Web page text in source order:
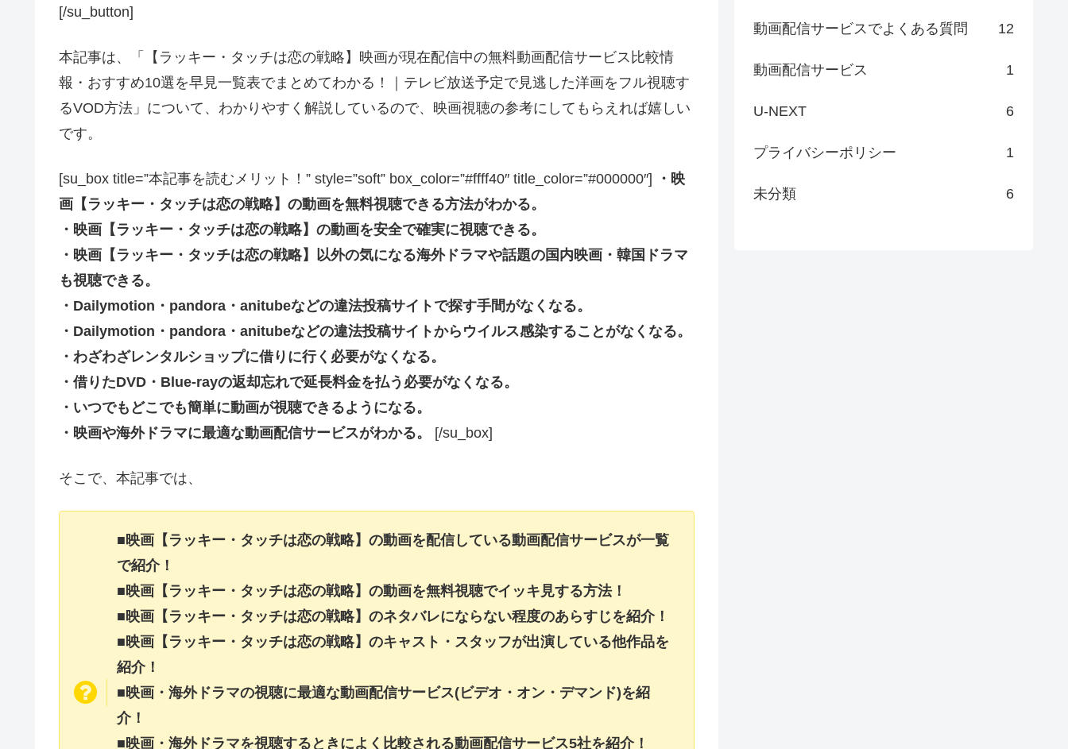
[/su_button]
本記事は、「【ラッキー・タッチは恋の戦略】映画が現在配信中の無料動画配信サービス比較情
報・おすすめ10選を早見一覧表でまとめてわかる！｜テレビ放送予定で見逃した洋画をフル視聴す
るVOD方法」について、わかりやすく解説しているので、映画視聴の参考にしてもらえれば嬉しい
です。
[su_box title=”本記事を読むメリット！” style=”soft” box_color=”#ffff40″ title_color=”#000000″]
・映
画【ラッキー・タッチは恋の戦略】の動画を無料視聴できる方法がわかる。
・映画【ラッキー・タッチは恋の戦略】の動画を安全で確実に視聴できる。
・映画【ラッキー・タッチは恋の戦略】以外の気になる海外ドラマや話題の国内映画・韓国ドラマ
も視聴できる。
・Dailymotion・pandora・anitubeなどの違法投稿サイトで探す手間がなくなる。
・Dailymotion・pandora・anitubeなどの違法投稿サイトからウイルス感染することがなくなる。
・わざわざレンタルショップに借りに行く必要がなくなる。
・借りたDVD・Blue-rayの返却忘れで延長料金を払う必要がなくなる。
・いつでもどこでも簡単に動画が視聴できるようになる。
・映画や海外ドラマに最適な動画配信サービスがわかる。
[/su_box]
そこで、本記事では、
■映画【ラッキー・タッチは恋の戦略】の動画を配信している動画配信サービスが一覧
で紹介！
■映画【ラッキー・タッチは恋の戦略】の動画を無料視聴でイッキ見する方法！
■映画【ラッキー・タッチは恋の戦略】のネタバレにならない程度のあらすじを紹介！
■映画【ラッキー・タッチは恋の戦略】のキャスト・スタッフが出演している他作品を
紹介！
■映画・海外ドラマの視聴に最適な動画配信サービス(ビデオ・オン・デマンド)を紹
介！
■映画・海外ドラマを視聴するときによく比較される動画配信サービス5社を紹介！
動画配信サービスでよくある質問 12
動画配信サービス 1
U-NEXT 6
プライバシーポリシー 1
未分類 6